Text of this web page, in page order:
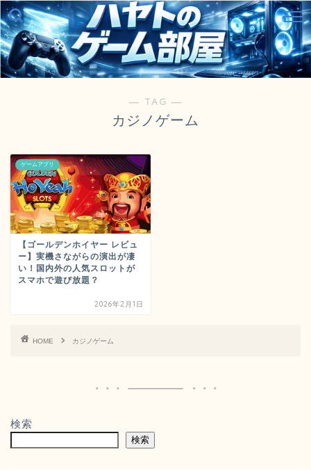
― TAG ―
カジノゲーム
ゲームアプリ
【ゴールデンホイヤー レビュ
ー】実機さながらの演出が凄
い！国内外の人気スロットが
スマホで遊び放題？
2026年2月1日
HOME カジノゲーム
検索
検索